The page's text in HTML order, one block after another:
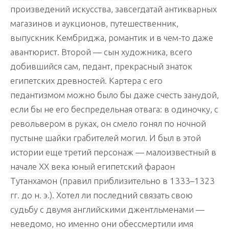
произведений искусства, завсегдатай антикварных
магазинов и аукционов, путешественник,
выпускник Кембриджа, романтик и в чем-то даже
авантюрист. Второй — сын художника, всего
добившийся сам, педант, прекрасный знаток
египетских древностей. Картера с его
педантизмом можно было бы даже счесть занудой,
если бы не его беспредельная отвага: в одиночку, с
револьвером в руках, он смело гонял по ночной
пустыне шайки грабителей могил. И был в этой
истории еще третий персонаж — малоизвестный в
начале ХХ века юный египетский фараон
Тутанхамон (правил приблизительно в 1333–1323
гг. до н. э.). Хотел ли последний связать свою
судьбу с двумя английскими джентльменами —
неведомо, но именно они обессмертили имя